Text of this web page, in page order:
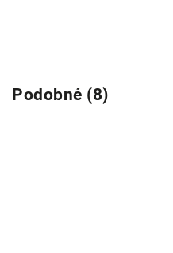
Podobné (8)